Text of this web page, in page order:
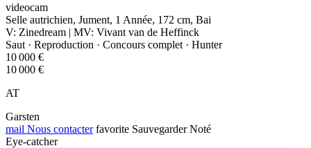
videocam
Selle autrichien, Jument, 1 Année, 172 cm, Bai
V: Zinedream | MV: Vivant van de Heffinck
Saut · Reproduction · Concours complet · Hunter
10 000 €
10 000 €
AT
Garsten
mail Nous contacter favorite Sauvegarder Noté
Eye-catcher